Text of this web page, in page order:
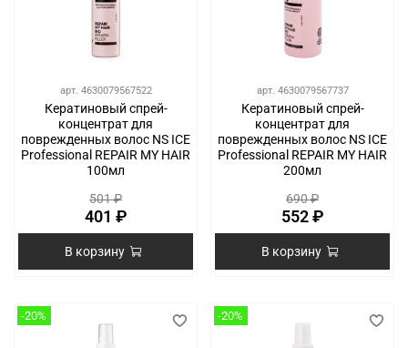
арт. 4630079567522
Кератиновый спрей-
концентрат для
поврежденных волос NS ICE
Professional REPAIR MY HAIR
100мл
501 ₽
401 ₽
В корзину
арт. 4630079567737
Кератиновый спрей-
концентрат для
поврежденных волос NS ICE
Professional REPAIR MY HAIR
200мл
690 ₽
552 ₽
В корзину
-20% -20%